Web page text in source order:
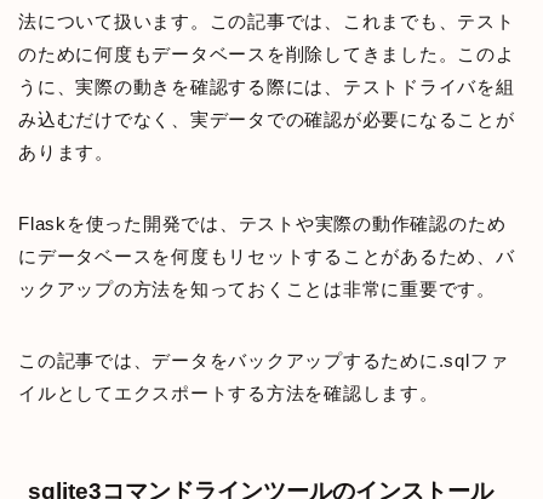
法について扱います。この記事では、これまでも、テスト
のために何度もデータベースを削除してきました。このよ
うに、実際の動きを確認する際には、テストドライバを組
み込むだけでなく、実データでの確認が必要になることが
あります。
Flaskを使った開発では、テストや実際の動作確認のため
にデータベースを何度もリセットすることがあるため、バ
ックアップの方法を知っておくことは非常に重要です。
この記事では、データをバックアップするために.sqlファ
イルとしてエクスポートする方法を確認します。
sqlite3コマンドラインツールのインストール